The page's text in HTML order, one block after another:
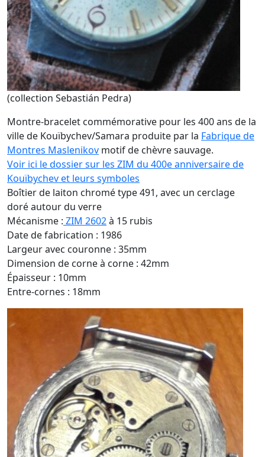
(collection Sebastián Pedra)
Montre-bracelet commémorative pour les 400 ans de la
ville de Kouïbychev/Samara produite par la Fabrique de
Montres Maslenikov motif de chèvre sauvage.
Voir ici le dossier sur les ZIM du 400e anniversaire de
Kouïbychev et leurs symboles
Boîtier de laiton chromé type 491, avec un cerclage
doré autour du verre
Mécanisme : ZIM 2602à 15 rubis
Date de fabrication : 1986
Largeur avec couronne : 35mm
Dimension de corne à corne : 42mm
Épaisseur : 10mm
Entre-cornes : 18mm